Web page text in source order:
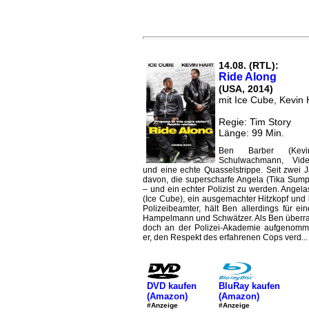
14.08. (RTL):
Ride Along
(USA, 2014)
mit Ice Cube, Kevin
Regie: Tim Story
Länge: 99 Min.
Ben Barber
Schulwachmann,
und eine echte Quasselstrippe. Seit zwei
davon, die superscharfe Angela (Tika
– und ein echter Polizist zu werden.
(Ice Cube), ein ausgemachter Hitzkopf und
Polizeibeamter, hält Ben allerdings für
Hampelmann und Schwätzer. Als Ben
doch an der Polizei-Akademie
er, den Respekt des erfahrenen Cops verd...
DVD kaufen
(Amazon)
#Anzeige
BluRay kaufen
(Amazon)
#Anzeige